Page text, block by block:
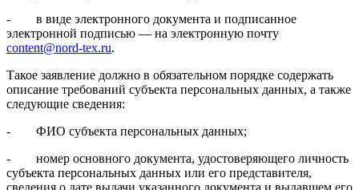
- в виде электронного документа и подписанное
электронной подписью — на электронную почту
content@nord-tex.ru.
Такое заявление должно в обязательном порядке содержать
описание требований субъекта персональных данных, а также
следующие сведения:
- ФИО субъекта персональных данных;
- номер основного документа, удостоверяющего личность
субъекта персональных данных или его представителя,